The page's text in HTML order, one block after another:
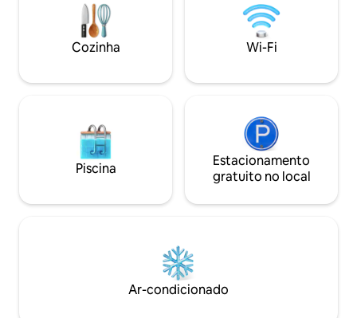
confortável para o carro do hóspede.
Um refúgio simples, romântico e
acolhedor para celebrar o amor❤️
valores e regras
Cozinha Wi-Fi
Piscina
Estacionamento
gratuito no local
Ar-condicionado